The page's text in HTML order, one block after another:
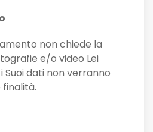
non chiede la
e/o video Lei
dati non verranno